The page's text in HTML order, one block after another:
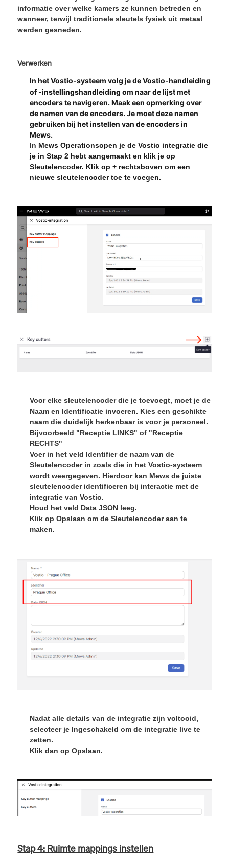
informatie over welke kamers ze kunnen betreden en
wanneer, terwijl traditionele sleutels fysiek uit metaal
werden gesneden.
Verwerken
In het Vostio-systeem volg je de Vostio-handleiding
of -instellingshandleiding om naar de lijst met
encoders te navigeren. Maak een opmerking over
de namen van de encoders. Je moet deze namen
gebruiken bij het instellen van de encoders in
Mews.
In Mews Operationsopen je de Vostio integratie die
je in Stap 2 hebt aangemaakt en klik je op
Sleutelencoder. Klik op + rechtsboven om een
nieuwe sleutelencoder toe te voegen.
Voor elke sleutelencoder die je toevoegt, moet je de
Naam en Identificatie invoeren. Kies een geschikte
naam die duidelijk herkenbaar is voor je personeel.
Bijvoorbeeld "Receptie LINKS" of "Receptie
RECHTS"
Voer in het veld Identifierde naam van de
Sleutelencoder in zoals die in het Vostio-systeem
wordt weergegeven. Hierdoor kan Mews de juiste
sleutelencoder identificeren bij interactie met de
integratie van Vostio.
Houd het veld Data JSON leeg.
Klik opOpslaan om de Sleutelencoder aan te
maken.
Nadat alle details van de integratie zijn voltooid,
selecteer je Ingeschakeld om de integratie live te
zetten.
Klik dan op Opslaan.
Stap 4: Ruimte mappings instellen